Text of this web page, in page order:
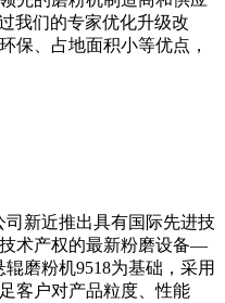
我们的专家优化升级改
保、占地面积小等优点，
新近推出具有国际先进技
术产权的最新粉磨设备—
磨粉机9518为基础，采用
客户对产品粒度、性能